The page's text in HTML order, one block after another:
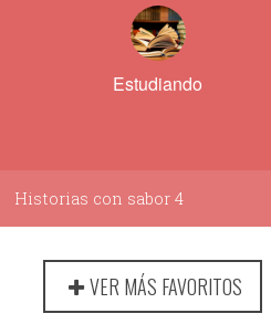
Estudiando
Historias con sabor 4
VER MÁS FAVORITOS